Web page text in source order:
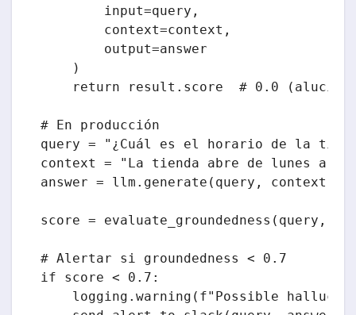
        input=query,
        context=context,
        output=answer
    )
return result.score  # 0.0
# En producción
query = "¿Cuál es el horario de la
context = "La tienda abre de lunes a
answer = llm.generate(query, context)
score = evaluate_groundedness(query,
# Alertar si groundedness < 0.7
if score < 0.7:
logging.warning(f"Possible